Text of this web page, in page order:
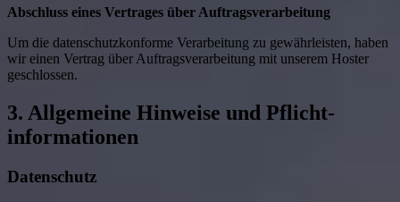
Abschluss eines Vertrages über Auftragsverarbeitung
Um die datenschutzkonforme Verarbeitung zu gewährleisten, haben
wir einen Vertrag über Auftragsverarbeitung mit unserem Hoster
geschlossen.
3. Allgemeine Hinweise und Pflicht­
informationen
Datenschutz